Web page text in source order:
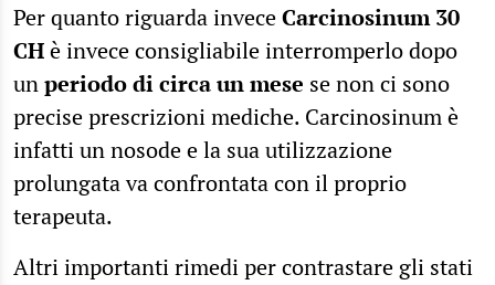
Per quanto riguarda inveceCarcinosinum 30
CHè invece consigliabile interromperlo dopo
unperiodo di circa un mese se non ci sono
precise prescrizioni mediche. Carcinosinum è
infatti un nosode e la sua utilizzazione
prolungata va confrontata con il proprio
terapeuta.
Altri importanti rimedi per contrastare gli stati